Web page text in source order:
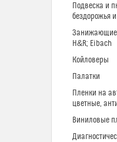
Подвеска и
бездорожья
Занижающие
H&R; Eibach
Койловеры
Палатки
Пленки на
цветные,
Виниловые